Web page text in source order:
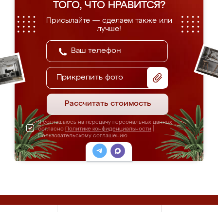
ТОГО, ЧТО НРАВИТСЯ?
Присылайте — сделаем также или
лучше!
Прикрепить фото
Рассчитать стоимость
Я соглашаюсь на передачу персональных данных
согласно Политике конфиденциальности
Пользовательскому соглашению